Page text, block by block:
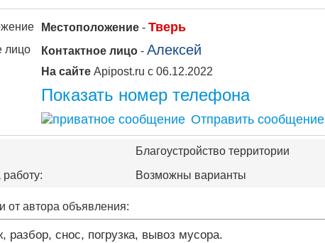
Местоположение - Тверь
Контактное лицо - Алексей
На сайте Apipost.ru с 06.12.2022
Показать номер телефона
Отправить сообщение
Благоустройство территории
работу:
Возможны варианты
от автора объявления:
разбор, снос, погрузка, вывоз мусора.